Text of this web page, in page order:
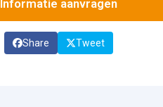
Informatie aanvragen
Share Tweet